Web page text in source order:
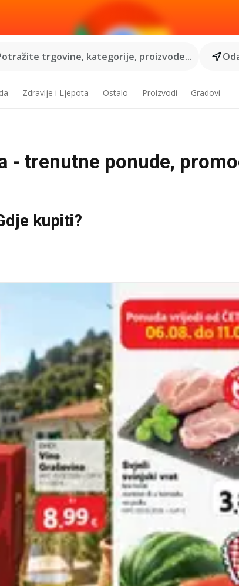
trgovine, kategorije, proizvode...
Zdravlje i Ljepota Ostalo Proizvodi Gradovi
- trenutne ponude,
kupiti?